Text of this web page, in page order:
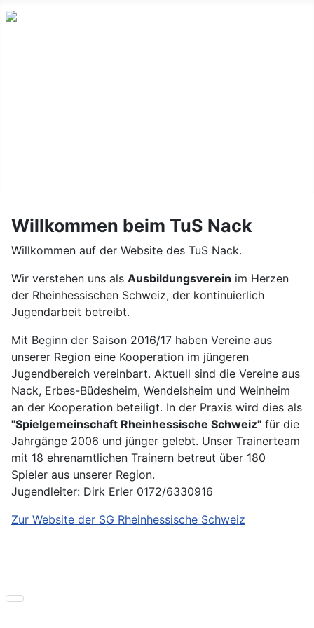
Willkommen beim TuS Nack
Willkommen auf der Website des TuS Nack.
Wir verstehen uns als Ausbildungsverein im Herzen
der Rheinhessischen Schweiz, der kontinuierlich
Jugendarbeit betreibt.
Mit Beginn der Saison 2016/17 haben Vereine aus
unserer Region eine Kooperation im jüngeren
Jugendbereich vereinbart. Aktuell sind die Vereine aus
Nack, Erbes-Büdesheim, Wendelsheim und Weinheim
an der Kooperation beteiligt. In der Praxis wird dies als
"Spielgemeinschaft Rheinhessische Schweiz" für die
Jahrgänge 2006 und jünger gelebt. Unser Trainerteam
mit 18 ehrenamtlichen Trainern betreut über 180
Spieler aus unserer Region.
Jugendleiter: Dirk Erler 0172/6330916
Zur Website der SG Rheinhessische Schweiz